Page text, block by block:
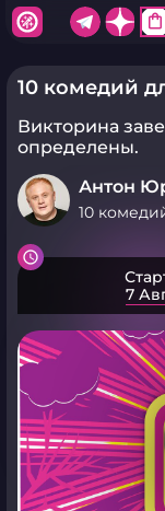
shopping_bag
10 комедий
Викторина
определены.
Антон
10
7